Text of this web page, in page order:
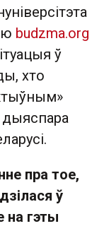
budzma.org
ў
хто
дыяспара
пра тое,
ў
на гэты